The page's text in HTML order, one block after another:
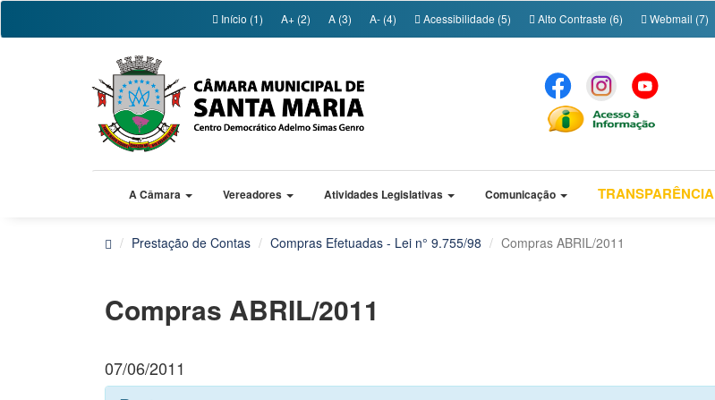
Início (1) A+ (2) A (3) A- (4) Acessibilidade (5) Alto Contraste (6) Webmail (7)
A Câmara Vereadores Atividades Legislativas Comunicação TRANSPARÊNCIA
Prestação de Contas Compras Efetuadas - Lei n° 9.755/98 Compras ABRIL/2011
Compras ABRIL/2011
07/06/2011